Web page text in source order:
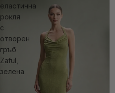
еластична
рокля
с
отворен
гръб
Zaful,
зелена